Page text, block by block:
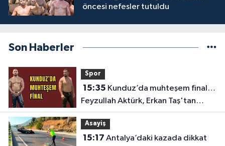
öncesi nefesler tutuldu
Son Haberler
Spor
15:35
Feyzullah Aktürk, Erkan Taş'tan
Kırkpınar'ın rövanşını aldı
Asayiş
15:17